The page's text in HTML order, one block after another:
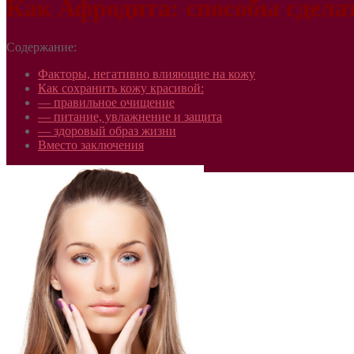
Как Афродита: способы
Содержание:
Факторы, негативно влияющие на кожу
Как сохранить кожу красивой:
— правильное очищение
— питание, увлажнение и защита
— здоровый образ жизни
Вместо заключения